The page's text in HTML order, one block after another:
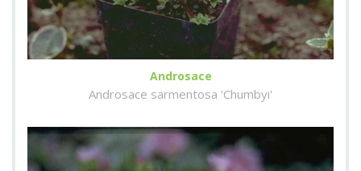
Androsace
Androsace sarmentosa 'Chumbyi'